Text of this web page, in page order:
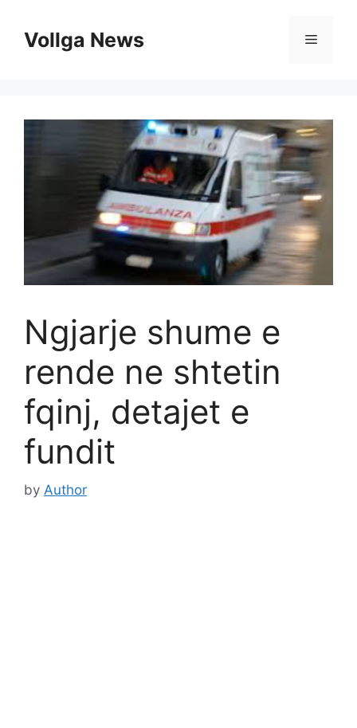
contentVollga News Menu
Ngjarje shume e
rende ne shtetin
fqinj, detajet e
fundit
by Author